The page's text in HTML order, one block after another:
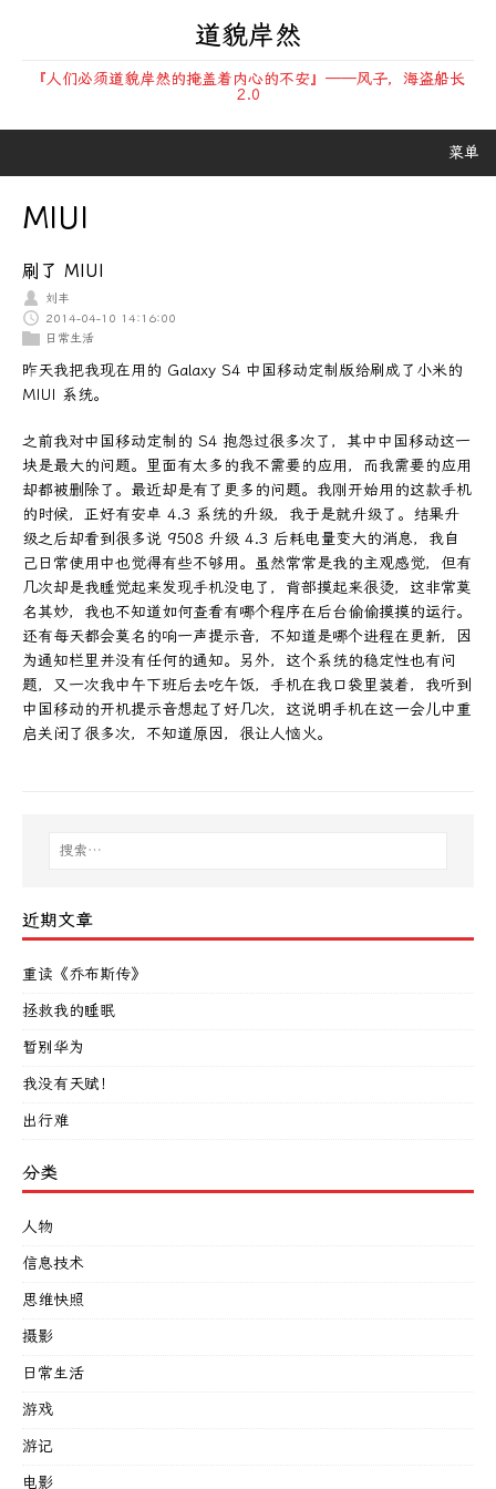
道貌岸然
『人们必须道貌岸然的掩盖着内心的不安』——风子，海盗船长
2.0
菜单
MIUI
刷了 MIUI
刘丰
2014-04-10 14:16:00
日常生活
昨天我把我现在用的 Galaxy S4 中国移动定制版给刷成了小米的
MIUI 系统。
之前我对中国移动定制的 S4 抱怨过很多次了，其中中国移动这一
块是最大的问题。里面有太多的我不需要的应用，而我需要的应用
却都被删除了。最近却是有了更多的问题。我刚开始用的这款手机
的时候，正好有安卓 4.3 系统的升级，我于是就升级了。结果升
级之后却看到很多说 9508 升级 4.3 后耗电量变大的消息，我自
己日常使用中也觉得有些不够用。虽然常常是我的主观感觉，但有
几次却是我睡觉起来发现手机没电了，背部摸起来很烫，这非常莫
名其妙，我也不知道如何查看有哪个程序在后台偷偷摸摸的运行。
还有每天都会莫名的响一声提示音，不知道是哪个进程在更新，因
为通知栏里并没有任何的通知。另外，这个系统的稳定性也有问
题，又一次我中午下班后去吃午饭，手机在我口袋里装着，我听到
中国移动的开机提示音想起了好几次，这说明手机在这一会儿中重
启关闭了很多次，不知道原因，很让人恼火。
近期文章
重读《乔布斯传》
拯救我的睡眠
暂别华为
我没有天赋！
出行难
分类
人物
信息技术
思维快照
摄影
日常生活
游戏
游记
电影